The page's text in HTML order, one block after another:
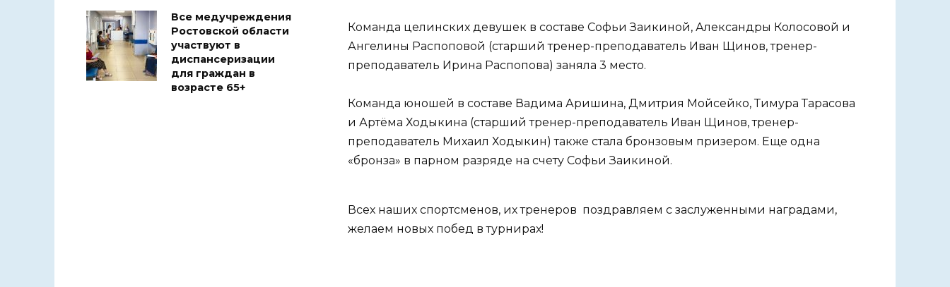
Команда целинских девушек в составе Софьи Заикиной, Александры Колосовой и
Ангелины Распоповой (старший тренер-преподаватель Иван Щинов, тренер-
преподаватель Ирина Распопова) заняла 3 место.
Команда юношей в составе Вадима Аришина, Дмитрия Мойсейко, Тимура Тарасова
и Артёма Ходыкина (старший тренер-преподаватель Иван Щинов, тренер-
преподаватель Михаил Ходыкин) также стала бронзовым призером. Еще одна
«бронза» в парном разряде на счету Софьи Заикиной.
Всех наших спортсменов, их тренеров поздравляем с заслуженными наградами,
желаем новых побед в турнирах!
Все медучреждения
Ростовской области
участвуют в
диспансеризации
для граждан в
возрасте 65+